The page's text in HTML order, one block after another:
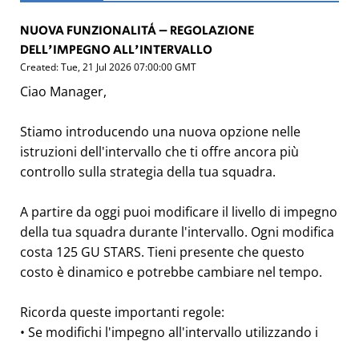
NUOVA FUNZIONALITÀ – REGOLAZIONE
DELL'IMPEGNO ALL'INTERVALLO
Created: Tue, 21 Jul 2026 07:00:00 GMT
Ciao Manager,
Stiamo introducendo una nuova opzione nelle
istruzioni dell'intervallo che ti offre ancora più
controllo sulla strategia della tua squadra.
A partire da oggi puoi modificare il livello di impegno
della tua squadra durante l'intervallo. Ogni modifica
costa 125 GU STARS. Tieni presente che questo
costo è dinamico e potrebbe cambiare nel tempo.
Ricorda queste importanti regole:
• Se modifichi l'impegno all'intervallo utilizzando i